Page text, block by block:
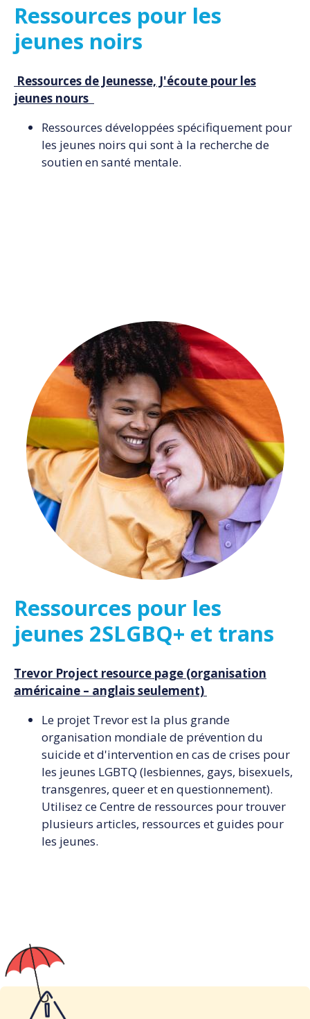
Ressources pour les
jeunes noirs
Ressources de Jeunesse, J'écoute pour les
jeunes nours
Ressources développées spécifiquement pour
les jeunes noirs qui sont à la recherche de
soutien en santé mentale.
Ressources pour les
jeunes 2SLGBQ+ et trans
Trevor Project resource page (organisation
américaine – anglais seulement)
Le projet Trevor est la plus grande
organisation mondiale de prévention du
suicide et d'intervention en cas de crises pour
les jeunes LGBTQ (lesbiennes, gays, bisexuels,
transgenres, queer et en questionnement).
Utilisez ce Centre de ressources pour trouver
plusieurs articles, ressources et guides pour
les jeunes.